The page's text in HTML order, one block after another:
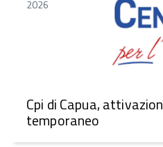
2026
Cpi di Capua,
temporaneo